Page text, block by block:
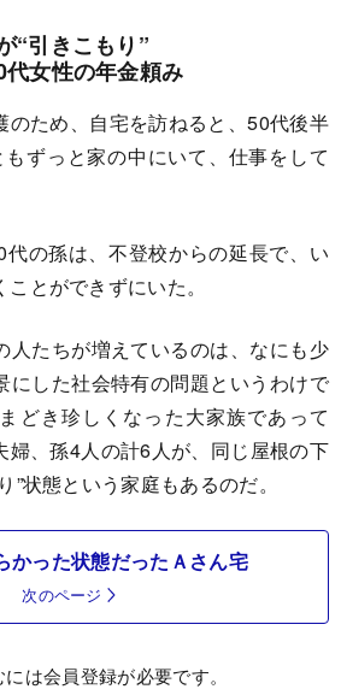
“引きこもり”
女性の年金頼み
ため、自宅を訪ねると、50代後半
ずっと家の中にいて、仕事をして
の孫は、不登校からの延長で、い
とができずにいた。
人たちが増えているのは、なにも少
にした社会特有の問題というわけで
どき珍しくなった大家族であって
婦、孫4人の計6人が、同じ屋根の下
”状態という家庭もあるのだ。
かった状態だったＡさん宅
次のページ
は会員登録が必要です。